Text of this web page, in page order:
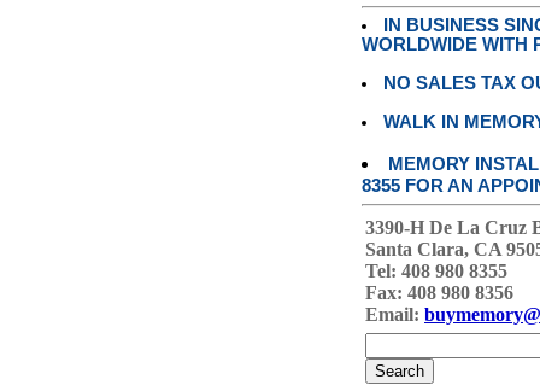
IN BUSINESS
WORLDWIDE WITH
NO SALES TAX
WALK IN
MEMORY
8355 FOR AN
3390-H De La Cruz
Santa Clara, CA
Tel: 408 980 8355
Fax: 408 980 8356
Email: